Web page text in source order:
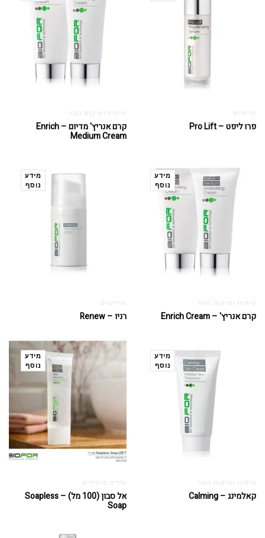
סרומים
פרו ליפט – Pro Lift
טיפוח ושיקום העור
קרם אנריץ' מדיום – Enrich
Medium Cream
מידע
נוסף
טיפוח ושיקום העור
קרם אנריץ' – Enrich Cream
מידע
נוסף
מחדשים
רניו – Renew
מידע
נוסף
טיפוח ושיקום העור
קאלמינג – Calming
מידע
נוסף
גדלים מיוחדים
אל סבון (100 מל) – Soapless
Soap